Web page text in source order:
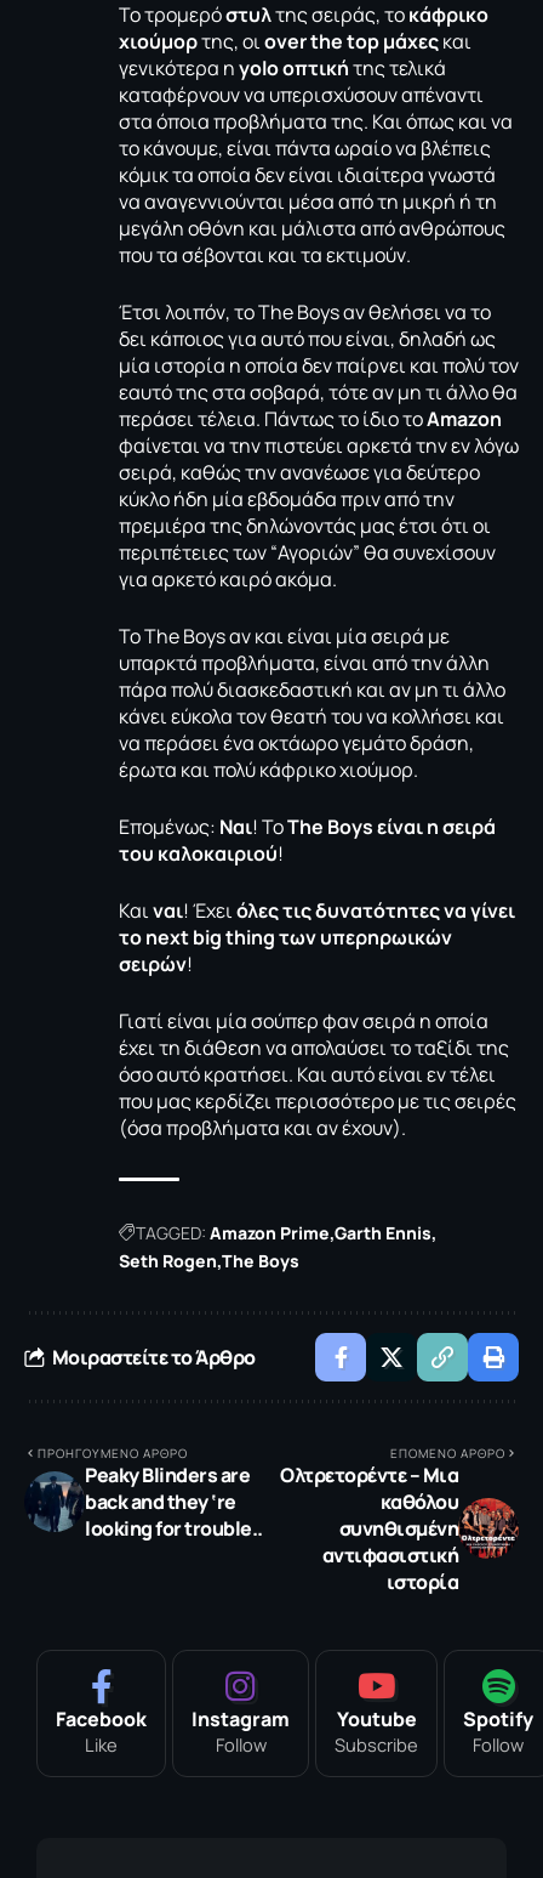
Το τρομερόστυλτης σειράς, τοκάφρικο
χιούμορτης, οιover the top μάχεςκαι
γενικότερα ηyolo οπτικήτης τελικά
καταφέρνουν να υπερισχύσουν απέναντι
στα όποια προβλήματα της. Και όπως και να
το κάνουμε, είναι πάντα ωραίο να βλέπεις
κόμικ τα οποία δεν είναι ιδιαίτερα γνωστά
να αναγεννιούνται μέσα από τη μικρή ή τη
μεγάλη οθόνη και μάλιστα από ανθρώπους
που τα σέβονται και τα εκτιμούν.
Έτσι λοιπόν, το The Boys αν θελήσει να το
δει κάποιος για αυτό που είναι, δηλαδή ως
μία ιστορία η οποία δεν παίρνει και πολύ τον
εαυτό της στα σοβαρά, τότε αν μη τι άλλο θα
περάσει τέλεια. Πάντως το ίδιο τοAmazon
φαίνεται να την πιστεύει αρκετά την εν λόγω
σειρά, καθώς την ανανέωσε για δεύτερο
κύκλο ήδη μία εβδομάδα πριν από την
πρεμιέρα της δηλώνοντάς μας έτσι ότι οι
περιπέτειες των “Αγοριών” θα συνεχίσουν
για αρκετό καιρό ακόμα.
Το The Boys αν και είναι μία σειρά με
υπαρκτά προβλήματα, είναι από την άλλη
πάρα πολύ διασκεδαστική και αν μη τι άλλο
κάνει εύκολα τον θεατή του να κολλήσει και
να περάσει ένα οκτάωρο γεμάτο δράση,
έρωτα και πολύ κάφρικο χιούμορ.
Επομένως: Ναι! ΤοThe Boysείναι η σειρά
του καλοκαιριού!
Καιναι! Έχειόλες τις δυνατότητες να γίνει
το next big thing των υπερηρωικών
σειρών!
Γιατί είναι μία σούπερ φαν σειρά η οποία
έχει τη διάθεση να απολαύσει το ταξίδι της
όσο αυτό κρατήσει. Και αυτό είναι εν τέλει
που μας κερδίζει περισσότερο με τις σειρές
(όσα προβλήματα και αν έχουν).
TAGGED: Amazon Prime Garth Ennis
Seth Rogen The Boys
Μοιραστείτε το Άρθρο
ΠΡΟΗΓΟΥΜΕΝΟ ΑΡΘΡΟ
Peaky Blinders are
back and they ‘re
looking for trouble..
ΕΠΟΜΕΝΟ ΑΡΘΡΟ
Ολτρετορέντε – Μια
καθόλου
συνηθισμένη
αντιφασιστική
ιστορία
Facebook
Like
Instagram
Follow
Youtube
Subscribe
Spotify
Follow